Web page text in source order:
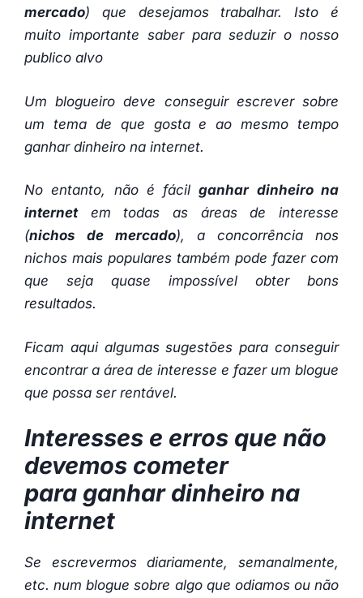
mercado) que desejamos trabalhar. Isto é
muito importante saber para seduzir o nosso
publico alvo
Um blogueiro deve conseguir escrever sobre
um tema de que gosta e ao mesmo tempo
ganhar dinheiro na internet.
No entanto, não é fácilganhar dinheiro na
internetem todas as áreas de interesse
(nichos de mercado), a concorrência nos
nichos mais populares também pode fazer com
que seja quase impossível obter bons
resultados.
Ficam aqui algumas sugestões para conseguir
encontrar a área de interesse e fazer um blogue
que possa ser rentável.
Interesses e erros que não
devemos cometer
para ganhar dinheiro na
internet
Se escrevermos diariamente, semanalmente,
etc. num blogue sobre algo que odiamos ou não